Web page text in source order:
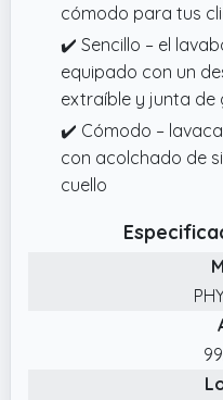
cómodo para tus
✔️ Sencillo – el
equipado con un
extraíble y junta de
✔️ Cómodo –
con acolchado de
cuello